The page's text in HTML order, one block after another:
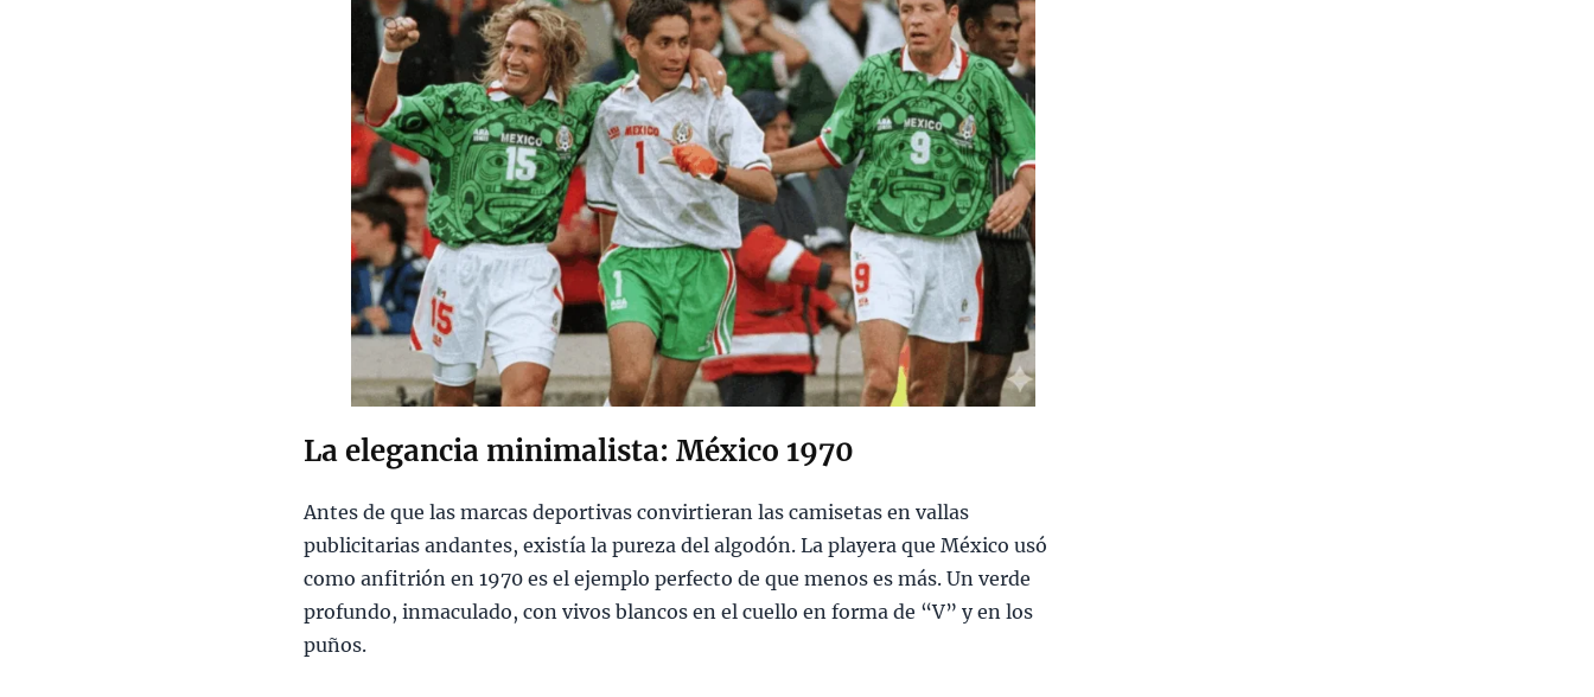
La elegancia minimalista: México 1970
Antes de que las marcas deportivas convirtieran las camisetas en vallas
publicitarias andantes, existía la pureza del algodón. La playera que México usó
como anfitrión en 1970 es el ejemplo perfecto de que menos es más. Un verde
profundo, inmaculado, con vivos blancos en el cuello en forma de “V” y en los
puños.